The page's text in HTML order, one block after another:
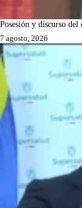
Posesión y discurso
7 agosto, 2026